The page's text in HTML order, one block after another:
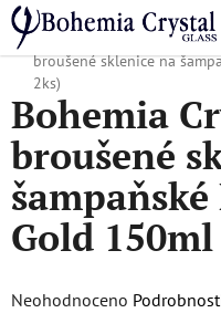
Přejít
na
obsah
Domů
/ Oblíbené kolekce /
broušené sklenice na
2ks)
Bohemia
broušené
Gold
Průměrné
Neohodnoceno